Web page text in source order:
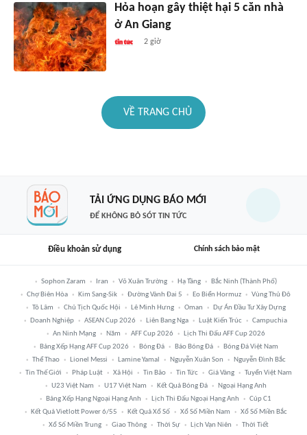
Hỏa hoạn gây thiệt hại 5 căn nhà
ở An Giang
2 giờ
VỀ TRANG CHỦ
TẢI ỨNG DỤNG BÁO MỚI
ĐỂ KHÔNG BỎ SÓT TIN TỨC
Điều khoản sử dụng Chính sách bảo mật
Sophon Zaram Iran Võ Xuân Trường Hạ Tầng
Bắc Ninh (thành Phố)
Chợ Biên Hòa
Kim Sang-Sik Đường Vành Đai 5 Eo Biển Hormuz
Vùng Thủ Đô
Tô Lâm
Chủ Tịch Quốc Hội Lê Minh Hưng Oman
Dự Án Đầu Tư Xây Dựng
Doanh Nghiệp
ASEAN Cup 2026 Liên Bang Nga Luật Kiến Trúc
Campuchia
An Ninh Mạng
Năm AFF Cup 2026
Lịch Thi Đấu AFF Cup 2026
Bảng Xếp Hạng AFF Cup 2026
Bóng Đá Báo Bóng Đá
Bóng Đá Việt Nam
Thể Thao
Lionel Messi Lamine Yamal Nguyễn Xuân Son
Nguyễn Đình Bắc
Tin Thế Giới
Pháp Luật Xã Hội Tin Bão Tin Tức Giá Vàng
Tuyển Việt Nam
U23 Việt Nam
U17 Việt Nam Kết Quả Bóng Đá
Ngoại Hạng Anh
Bảng Xếp Hạng Ngoại Hạng Anh
Lịch Thi Đấu Ngoại Hạng Anh
Cúp C1
Kết Quả Vietlott Power 6/55
Kết Quả Xổ Số Xổ Số Miền Nam
Xổ Số Miền Bắc
Xổ Số Miền Trung
Giao Thông Thời Sự Lịch Vạn Niên
Thời Tiết